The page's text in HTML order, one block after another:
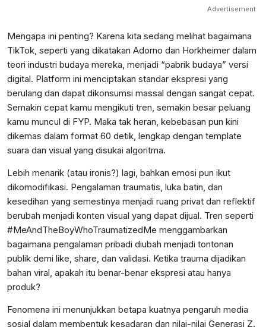
Advertisement
Mengapa ini penting? Karena kita sedang melihat bagaimana
TikTok, seperti yang dikatakan Adorno dan Horkheimer dalam
teori industri budaya mereka, menjadi “pabrik budaya” versi
digital. Platform ini menciptakan standar ekspresi yang
berulang dan dapat dikonsumsi massal dengan sangat cepat.
Semakin cepat kamu mengikuti tren, semakin besar peluang
kamu muncul di FYP. Maka tak heran, kebebasan pun kini
dikemas dalam format 60 detik, lengkap dengan template
suara dan visual yang disukai algoritma.
Lebih menarik (atau ironis?) lagi, bahkan emosi pun ikut
dikomodifikasi. Pengalaman traumatis, luka batin, dan
kesedihan yang semestinya menjadi ruang privat dan reflektif
berubah menjadi konten visual yang dapat dijual. Tren seperti
#MeAndTheBoyWhoTraumatizedMe menggambarkan
bagaimana pengalaman pribadi diubah menjadi tontonan
publik demi like, share, dan validasi. Ketika trauma dijadikan
bahan viral, apakah itu benar-benar ekspresi atau hanya
produk?
Fenomena ini menunjukkan betapa kuatnya pengaruh media
sosial dalam membentuk kesadaran dan nilai-nilai Generasi Z.